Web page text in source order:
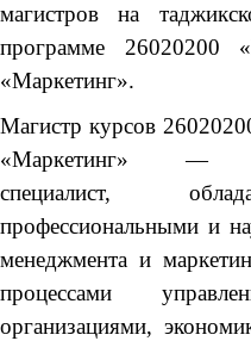
магистров на
программе 26020200
«Маркетинг».
Магистр курсов
«Маркетинг» —
специалист,
профессиональными и
менеджмента и
процессами
организациями,